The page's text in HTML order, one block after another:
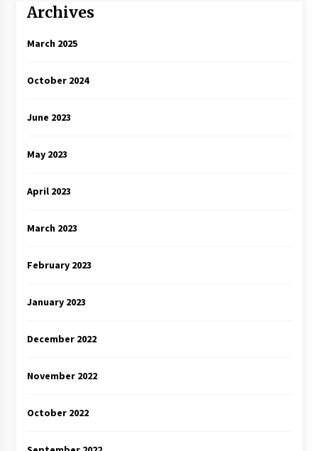
Archives
March 2025
October 2024
June 2023
May 2023
April 2023
March 2023
February 2023
January 2023
December 2022
November 2022
October 2022